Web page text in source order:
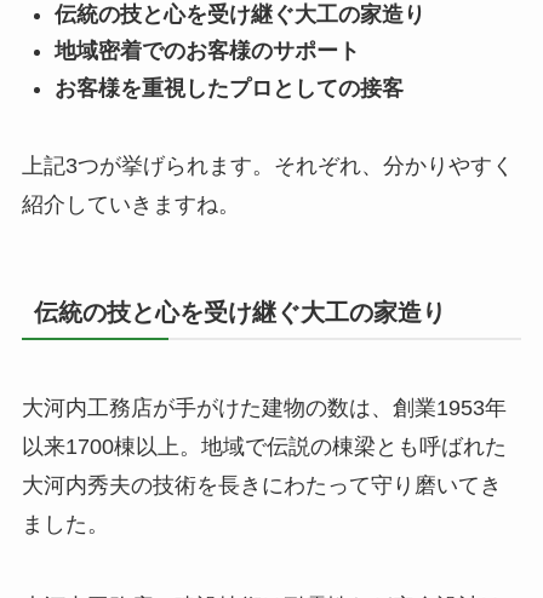
伝統の技と心を受け継ぐ大工の家造り
地域密着でのお客様のサポート
お客様を重視したプロとしての接客
上記3つが挙げられます。それぞれ、分かりやすく
紹介していきますね。
伝統の技と心を受け継ぐ大工の家造り
大河内工務店が手がけた建物の数は、創業1953年
以来1700棟以上。地域で伝説の棟梁とも呼ばれた
大河内秀夫の技術を長きにわたって守り磨いてき
ました。